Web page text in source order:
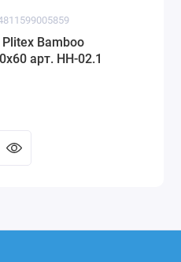
Bamboo
арт. НН-02.1